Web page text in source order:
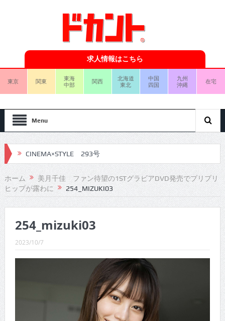
求人情報はこちら
東京 関東
東海
中部
関西
北海道
東北
中国
四国
九州
沖縄
在宅
Menu
CINEMA×STYLE 293号
CINEMA×STYLE 292号
CINEMA×STYLE 291号
CINEMA×STYLE 289号
CINEMA×STYLE 287号
CINEMA×STYLE 286号
CINEMA×STYLE 285号
ホーム
美月千佳 ファン待望の1STグラビアDVD発売でプリプリ
ヒップが露わに
254_MIZUKI03
254_mizuki03
2023/10/7